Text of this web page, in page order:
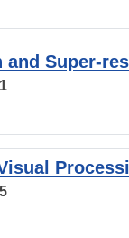
and Super-
1
5